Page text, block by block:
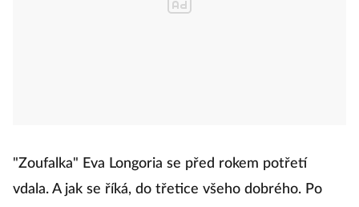
"Zoufalka" Eva Longoria se před rokem potřetí
vdala. A jak se říká, do třetice všeho dobrého. Po